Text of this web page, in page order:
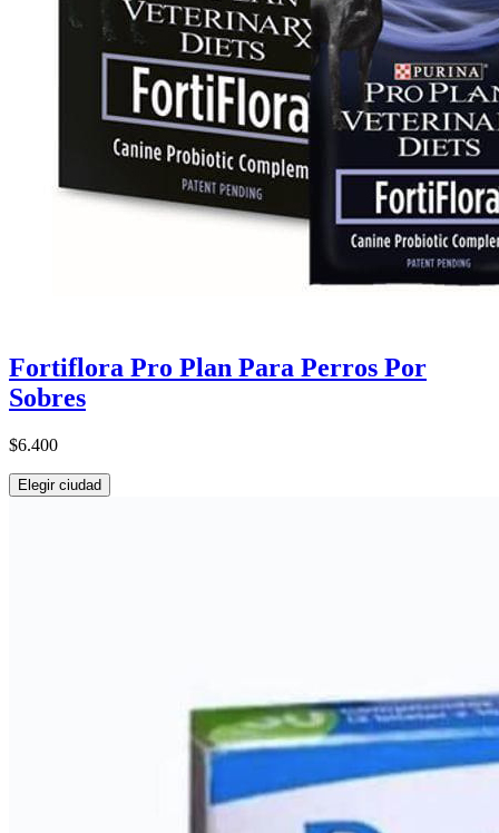
Fortiflora Pro Plan Para Perros Por
Sobres
$6.400
Elegir ciudad